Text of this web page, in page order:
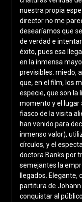
nuestra propia
director no me
desearíamos que
de verdad e
éxito, pues esa
en la inmensa
previsibles: miedo,
que, en el film, los
especie, que son la
momento y el lugar
fiasco de la visita
han venido para
inmenso valor),
círculos, y el
doctora Banks por
semejantes la
llegados.
partitura de
conquistar al